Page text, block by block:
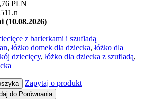
PLN
(10.08.2026)
z barierkami i szufladą
, łóżko domek dla dziecka, łóżko dla
dziecięcy, łóżko dla dziecka z szufladą,
Zapytaj o produkt
do Porównania